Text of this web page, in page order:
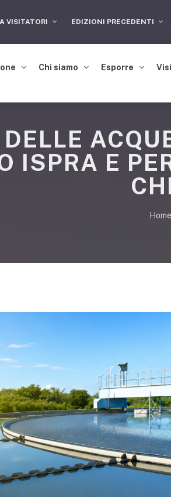
VISITATORI EDIZIONI PRECEDENTI
Chi siamo Esporre
DELLE
ISPRA E
Home